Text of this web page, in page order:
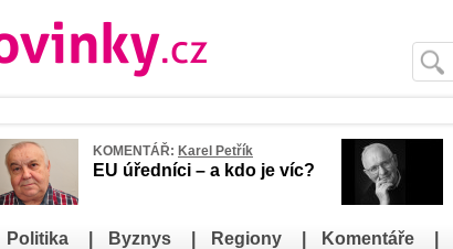
KOMENTÁŘ: Karel Petřík
EU úředníci – a kdo je víc?
Politika Byznys Regiony Komentáře